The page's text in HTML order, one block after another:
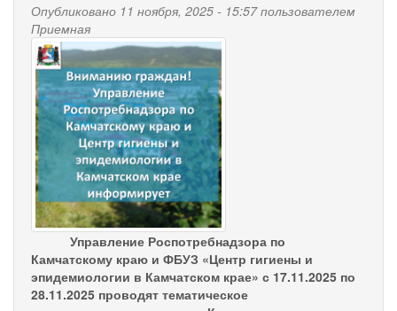
Опубликовано 11 ноября, 2025 - 15:57 пользователем
Приемная
Управление Роспотребнадзора по
Камчатскому краю и ФБУЗ «Центр гигиены и
эпидемиологии в Камчатском крае» с 17.11.2025 по
28.11.2025 проводят тематическое